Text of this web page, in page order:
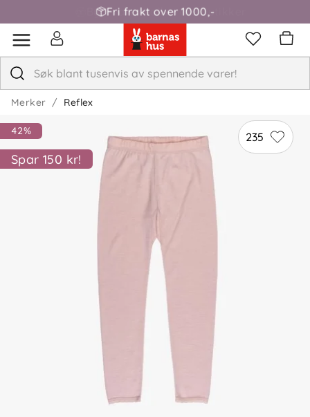
Fri frakt over 1000,-
Merker Reflex
235
42%
Spar 150 kr!